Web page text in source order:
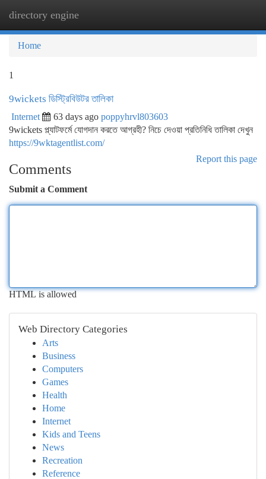
directory engine
Home
1
9wickets ডিস্ট্রিবিউটর তালিকা
Internet 63 days ago poppyhrvl803603
9wickets প্ল্যাটফর্মে যোগদান করতে আগ্রহী? নিচে দেওয়া প্রতিনিধি তালিকা দেখুন
https://9wktagentlist.com/
Report this page
Comments
Submit a Comment
HTML is allowed
Web Directory Categories
Arts
Business
Computers
Games
Health
Home
Internet
Kids and Teens
News
Recreation
Reference